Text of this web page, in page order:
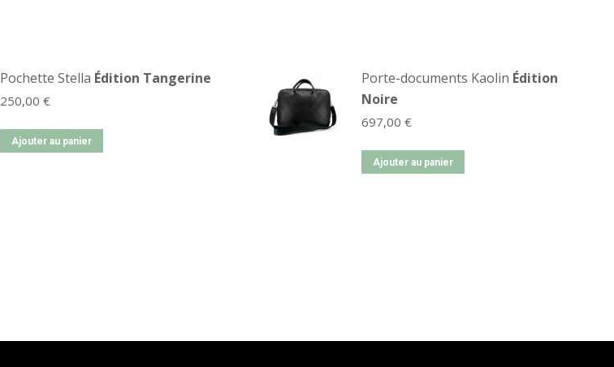
Pochette Stella Édition Tangerine
250,00 €
Ajouter au panier
Porte-documents Kaolin Édition
Noire
697,00 €
Ajouter au panier